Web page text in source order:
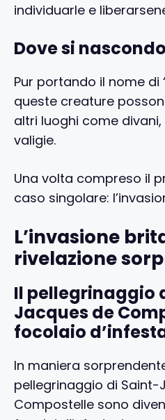
individuarle e
Dove si
Pur portando il nome di
queste creature
altri luoghi come
valigie.
Una volta compreso il
caso singolare:
L’invasione
rivelazione
Il pellegrinaggio
Jacques de
focolaio
In maniera
pellegrinaggio di Saint-
Compostelle sono